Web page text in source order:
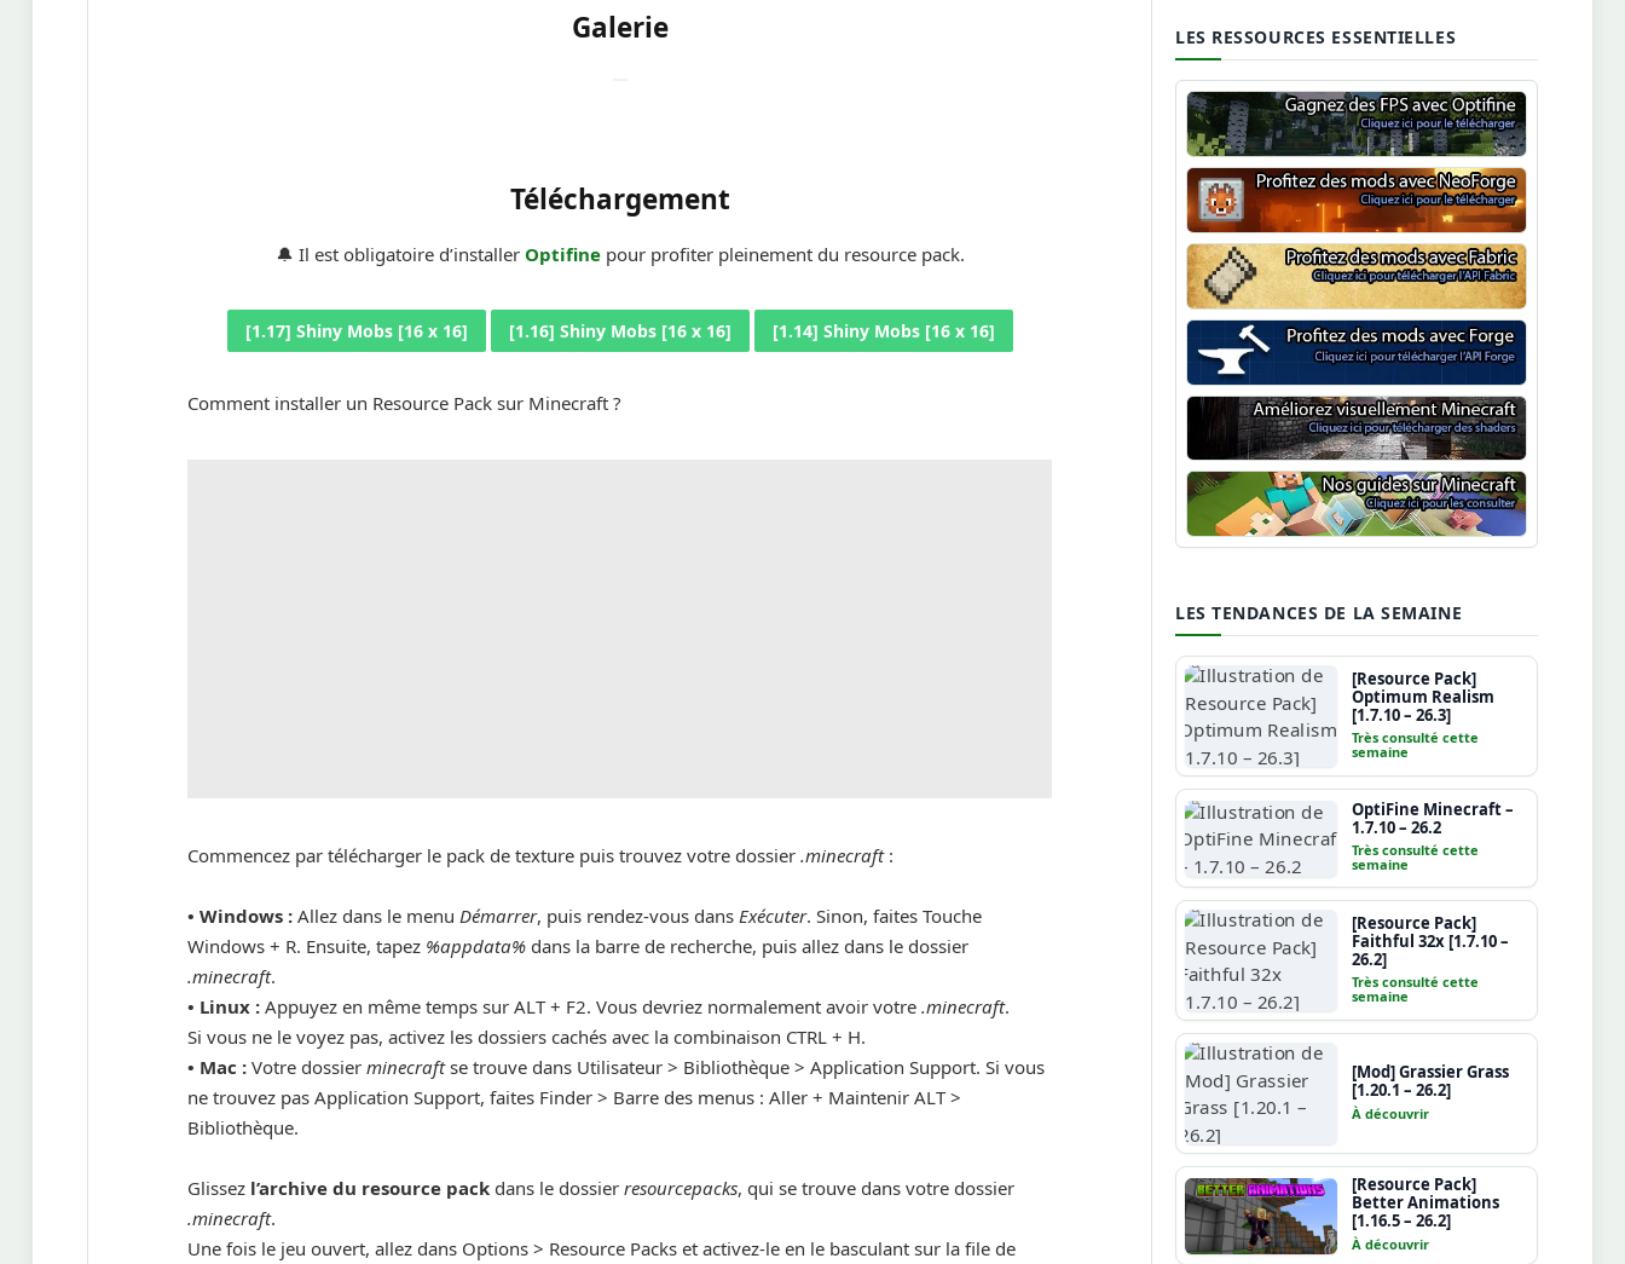
Galerie
Téléchargement
🔔 Il est obligatoire d’installer Optifinepour profiter pleinement du resource pack.
[1.17] Shiny Mobs [16 x 16] [1.16] Shiny Mobs [16 x 16] [1.14] Shiny Mobs [16 x 16]
Comment installer un Resource Pack sur Minecraft ?
Commencez par télécharger le pack de texture puis trouvez votre dossier.minecraft:
• Windows : Allez dans le menu Démarrer, puis rendez-vous dans Exécuter. Sinon, faites Touche
Windows + R. Ensuite, tapez %appdata% dans la barre de recherche, puis allez dans le dossier
.minecraft.
• Linux : Appuyez en même temps sur ALT + F2. Vous devriez normalement avoir votre.minecraft.
Si vous ne le voyez pas, activez les dossiers cachés avec la combinaison CTRL + H.
• Mac : Votre dossierminecraftse trouve dans Utilisateur > Bibliothèque > Application Support. Si vous
ne trouvez pas Application Support, faites Finder > Barre des menus : Aller + Maintenir ALT >
Bibliothèque.
Glissez l’archive du resource pack dans le dossierresourcepacks, qui se trouve dans votre dossier
.minecraft.
Une fois le jeu ouvert, allez dans Options > Resource Packs et activez-le en le basculant sur la file de
LES RESSOURCES ESSENTIELLES
Optifine
NeoForge
Minecraft Fabric
Minecraft Forge
Shaders Minecraft
Guide Minecraft
LES TENDANCES DE LA SEMAINE
[Resource Pack]
Optimum Realism
[1.7.10 – 26.3]
Très consulté cette
semaine
OptiFine Minecraft –
1.7.10 – 26.2
Très consulté cette
semaine
[Resource Pack]
Faithful 32x [1.7.10 –
26.2]
Très consulté cette
semaine
[Mod] Grassier Grass
[1.20.1 – 26.2]
À découvrir
[Resource Pack]
Better Animations
[1.16.5 – 26.2]
À découvrir